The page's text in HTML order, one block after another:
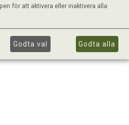
för att aktivera eller inaktivera alla
Godta val Godta alla